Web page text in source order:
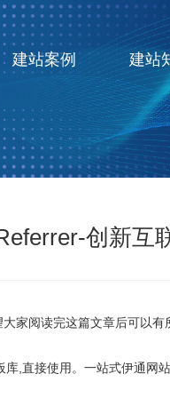
建站案例 建站
创新互
阅读完这篇文章后可以有
,直接使用。一站式伊通网